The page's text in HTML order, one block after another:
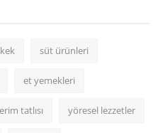
süt ürünleri
et yemekleri
tatlısı yöresel lezzetler